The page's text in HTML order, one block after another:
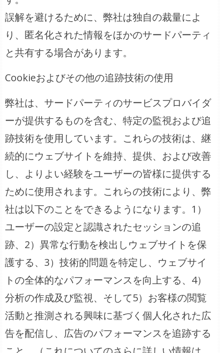
誤解を避けるために、弊社は独自の裁量によ
り、匿名化された情報をほかのサードパーティ
と共有する場合があります。
Cookieおよびその他の追跡技術の使用
弊社は、サードパーティのサービスプロバイダ
ーが提供するものを含む、特定の監視および追
跡技術を使用しています。これらの技術は、継
続的にウェブサイトを維持、提供、および改善
し、よりよい経験をユーザーの皆様に提供する
ために使用されます。これらの技術により、弊
社は以下のことをできるようになります。1）
ユーザーの設定と認識されたセッションの追
跡、2）異常な行動を検出しウェブサイトを保
護する、3）技術的問題を特定し、ウェブサイ
トの全体的なパフォーマンスを向上する、4）
分析の作成及び監視、そして5）お客様の閲覧
活動と推測される興味に基づく個人化された広
告を配信し、広告のパフォーマンスを追跡する